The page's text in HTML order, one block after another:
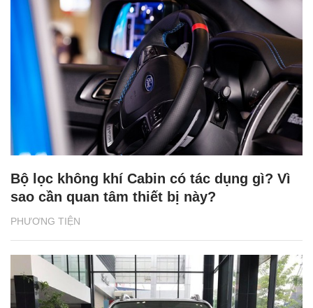
PHƯƠNG TIỆN
Bộ lọc không khí Cabin có tác dụng gì? Vì
sao cần quan tâm thiết bị này?